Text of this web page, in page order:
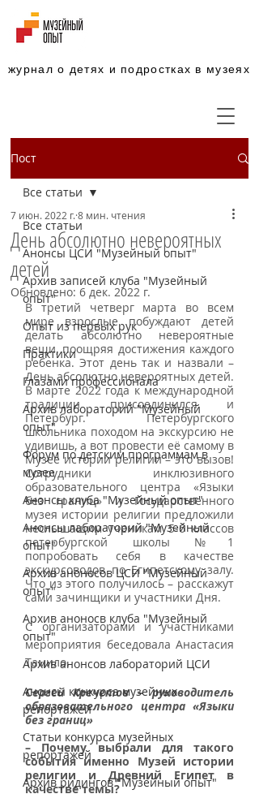
журнал о детях и подростках в музеях
Пост
Все статьи
Анонсы ЦСИ "Музейный опыт"
Архив записей клуба "Музейный
опыт"
Опыт из первых рук
Практики
Глазами профессионала
Архив лабораторий "Музейный
опыт"
Форум по детским программам в
музее
Анонсы клуба "Музейный опыт"
Анонсы лабораторий "Музейный
опыт"
Архив аноносов ЦСИ "Музейный
опыт"
Архив аноносв клуба "Музейный
опыт"
Архив анонсов лабораторий ЦСИ
Анонсы конкурса музейных
репортажей
Статьи конкурса музейных
репортажей
Архив ридингов "Музейный опыт"
Все статьи
День абсолютно невероятных
детей
7 июн. 2022 г. 8 мин. чтения
Обновлено: 6 дек. 2022 г.
В третий четверг марта во всем
мире взрослые побуждают детей
делать абсолютно невероятные
вещи, поощряя достижения каждого
ребенка. Этот день так и назвали –
День абсолютно невероятных детей.
В марте 2022 года к международной
традиции присоединился и
Петербург. Петербургского
школьника походом на экскурсию не
удивишь, а вот провести её самому в
Музее истории религии – это вызов!
Сотрудники инклюзивного
образовательного центра «Языки
без границ» и Государственного
музея истории религии предложили
неслышащим ученикам 5-6 классов
петербургской школы №1
попробовать себя в качестве
экскурсоводов по Египетскому залу.
Что из этого получилось – расскажут
сами зачинщики и участники Дня.
С организаторами и участниками
мероприятия беседовала Анастасия
Тамило.
Сергей Кречетов – руководитель
образовательного центра «Языки
без границ»
– Почему выбрали для такого
события именно Музей истории
религии и Древний Египет в
качестве темы?